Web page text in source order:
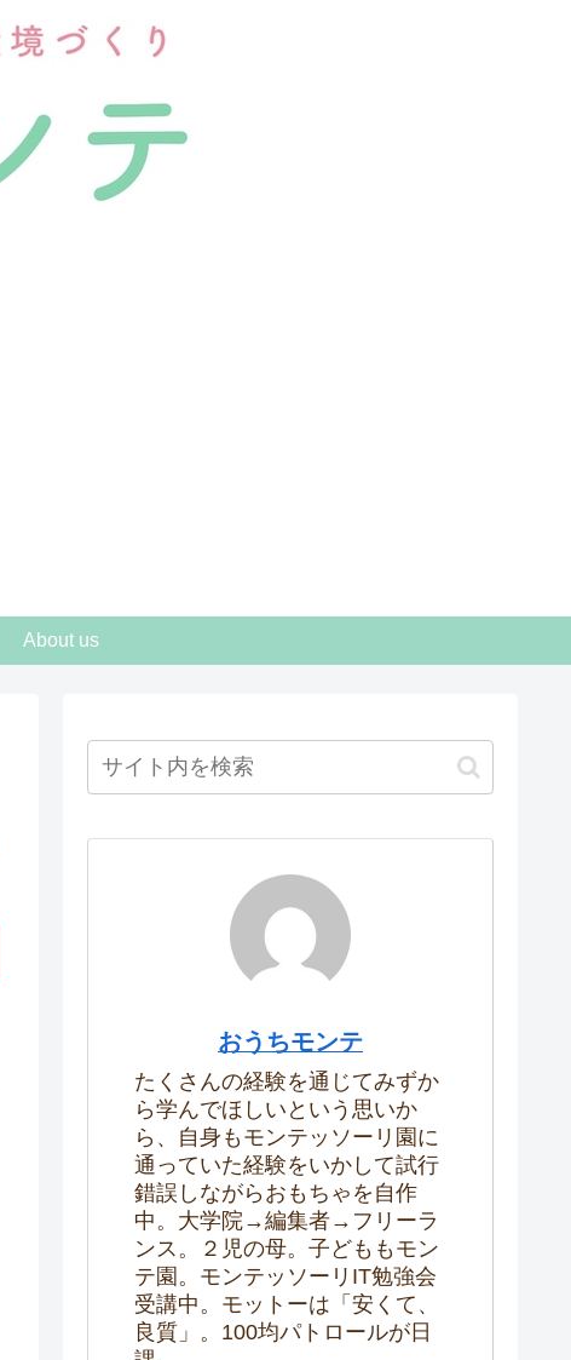
About us
おうちモンテ
たくさんの経験を通じてみずか
ら学んでほしいという思いか
ら、自身もモンテッソーリ園に
通っていた経験をいかして試行
錯誤しながらおもちゃを自作
中。大学院→編集者→フリーラ
ンス。２児の母。子どももモン
テ園。モンテッソーリIT勉強会
受講中。モットーは「安くて、
良質」。100均パトロールが日